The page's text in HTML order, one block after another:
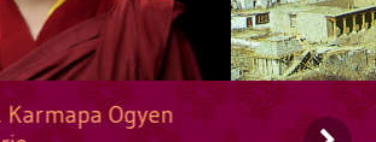
Tsurphu in Tibet